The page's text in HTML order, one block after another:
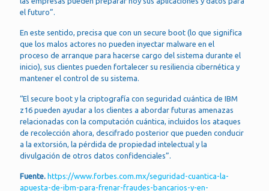
el futuro”.
En este sentido, precisa que con un secure boot (lo que significa
que los malos actores no pueden inyectar malware en el
proceso de arranque para hacerse cargo del sistema durante el
inicio), sus clientes pueden fortalecer su resiliencia cibernética y
mantener el control de su sistema.
“El secure boot y la criptografía con seguridad cuántica de IBM
z16 pueden ayudar a los clientes a abordar futuras amenazas
relacionadas con la computación cuántica, incluidos los ataques
de recolección ahora, descifrado posterior que pueden conducir
a la extorsión, la pérdida de propiedad intelectual y la
divulgación de otros datos confidenciales”.
Fuente. https://www.forbes.com.mx/seguridad-cuantica-la-
apuesta-de-ibm-para-frenar-fraudes-bancarios-y-en-